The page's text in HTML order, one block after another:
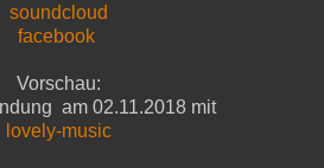
soundcloud
facebook
Vorschau:
am 02.11.2018 mit
lovely-music